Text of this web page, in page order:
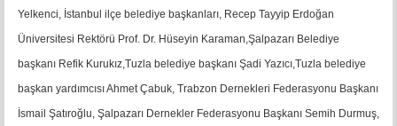
Yelkenci, İstanbul ilçe belediye başkanları, Recep Tayyip Erdoğan
Üniversitesi Rektörü Prof. Dr. Hüseyin Karaman,Şalpazarı Belediye
başkanı Refik Kurukız,Tuzla belediye başkanı Şadi Yazıcı,Tuzla belediye
başkan yardımcısı Ahmet Çabuk, Trabzon Dernekleri Federasyonu Başkanı
İsmail Şatıroğlu, Şalpazarı Dernekler Federasyonu Başkanı Semih Durmuş,